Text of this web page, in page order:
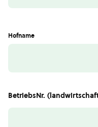
Hofname
BetriebsNr.